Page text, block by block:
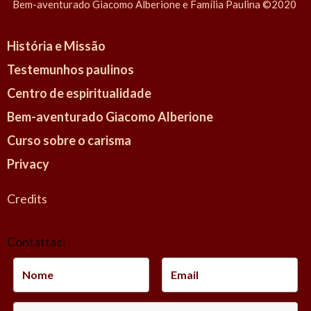
Bem-aventurado Giacomo Alberione e Família Paulina ©2020
História e Missão
Testemunhos paulinos
Centro de espiritualidade
Bem-aventurado Giacomo Alberione
Curso sobre o carisma
Privacy
Credits
Contattaci